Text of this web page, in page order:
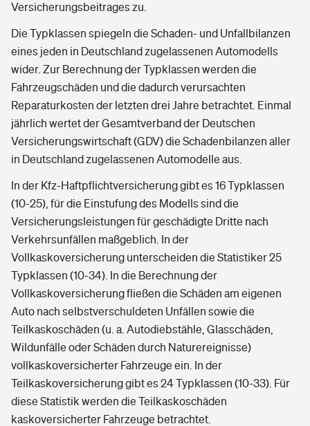
Versicherungsbeitrages zu.
Die Typklassen spiegeln die Schaden- und Unfallbilanzen
eines jeden in Deutschland zugelassenen Automodells
wider. Zur Berechnung der Typklassen werden die
Fahrzeugschäden und die dadurch verursachten
Reparaturkosten der letzten drei Jahre betrachtet. Einmal
jährlich wertet der Gesamtverband der Deutschen
Versicherungswirtschaft (GDV) die Schadenbilanzen aller
in Deutschland zugelassenen Automodelle aus.
In der Kfz-Haftpflichtversicherung gibt es 16 Typklassen
(10-25), für die Einstufung des Modells sind die
Versicherungsleistungen für geschädigte Dritte nach
Verkehrsunfällen maßgeblich. In der
Vollkaskoversicherung unterscheiden die Statistiker 25
Typklassen (10-34). In die Berechnung der
Vollkaskoversicherung fließen die Schäden am eigenen
Auto nach selbstverschuldeten Unfällen sowie die
Teilkaskoschäden (u. a. Autodiebstähle, Glasschäden,
Wildunfälle oder Schäden durch Naturereignisse)
vollkaskoversicherter Fahrzeuge ein. In der
Teilkaskoversicherung gibt es 24 Typklassen (10-33). Für
diese Statistik werden die Teilkaskoschäden
kaskoversicherter Fahrzeuge betrachtet.